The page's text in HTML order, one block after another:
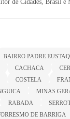
de Cidades, Brasil e
BAIRRO PADRE
CACHACA
COSTELA
MINAS
RABADA
DE BARRIGA